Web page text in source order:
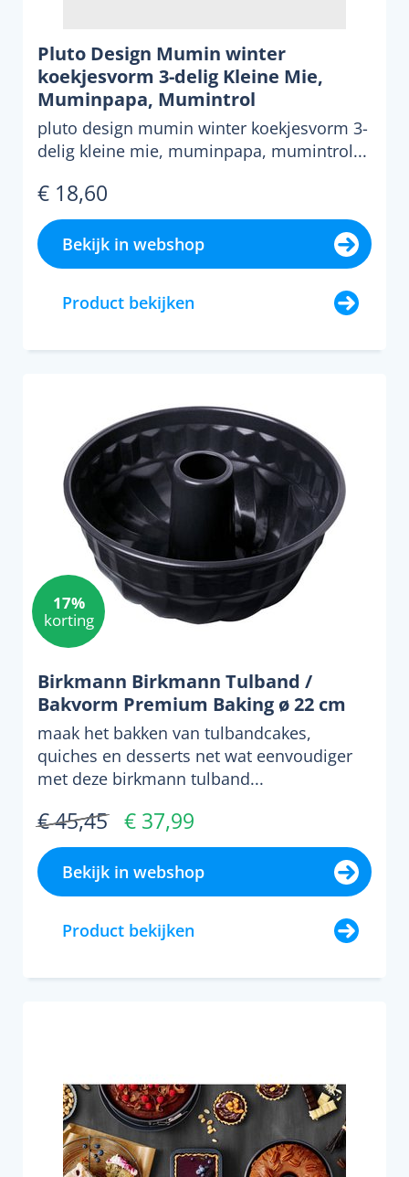
Pluto Design Mumin winter
koekjesvorm 3-delig Kleine Mie,
Muminpapa, Mumintrol
pluto design mumin winter koekjesvorm 3-
delig kleine mie, muminpapa, mumintrol...
€ 18,60
Bekijk in webshop
Product bekijken
17%
korting
Birkmann Birkmann Tulband /
Bakvorm Premium Baking ø 22 cm
maak het bakken van tulbandcakes,
quiches en desserts net wat eenvoudiger
met deze birkmann tulband...
€ 45,45 € 37,99
Bekijk in webshop
Product bekijken